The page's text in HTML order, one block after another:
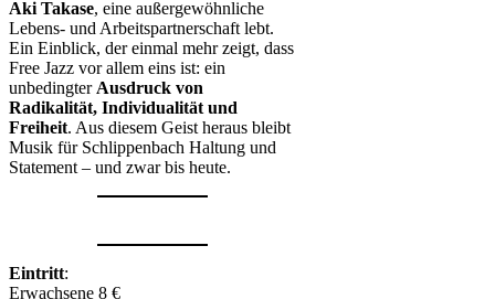
Aki Takase, eine außergewöhnliche
Lebens- und Arbeitspartnerschaft lebt.
Ein Einblick, der einmal mehr zeigt, dass
Free Jazz vor allem eins ist: ein
unbedingter Ausdruck von
Radikalität, Individualität und
Freiheit. Aus diesem Geist heraus bleibt
Musik für Schlippenbach Haltung und
Statement – und zwar bis heute.
Eintritt:
Erwachsene 8 €